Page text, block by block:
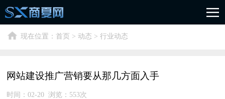
现在位置： 首页 > 动态 > 行业动态
网站建设推广营销要从那几方面入手
时间：02-20 浏览： 553次